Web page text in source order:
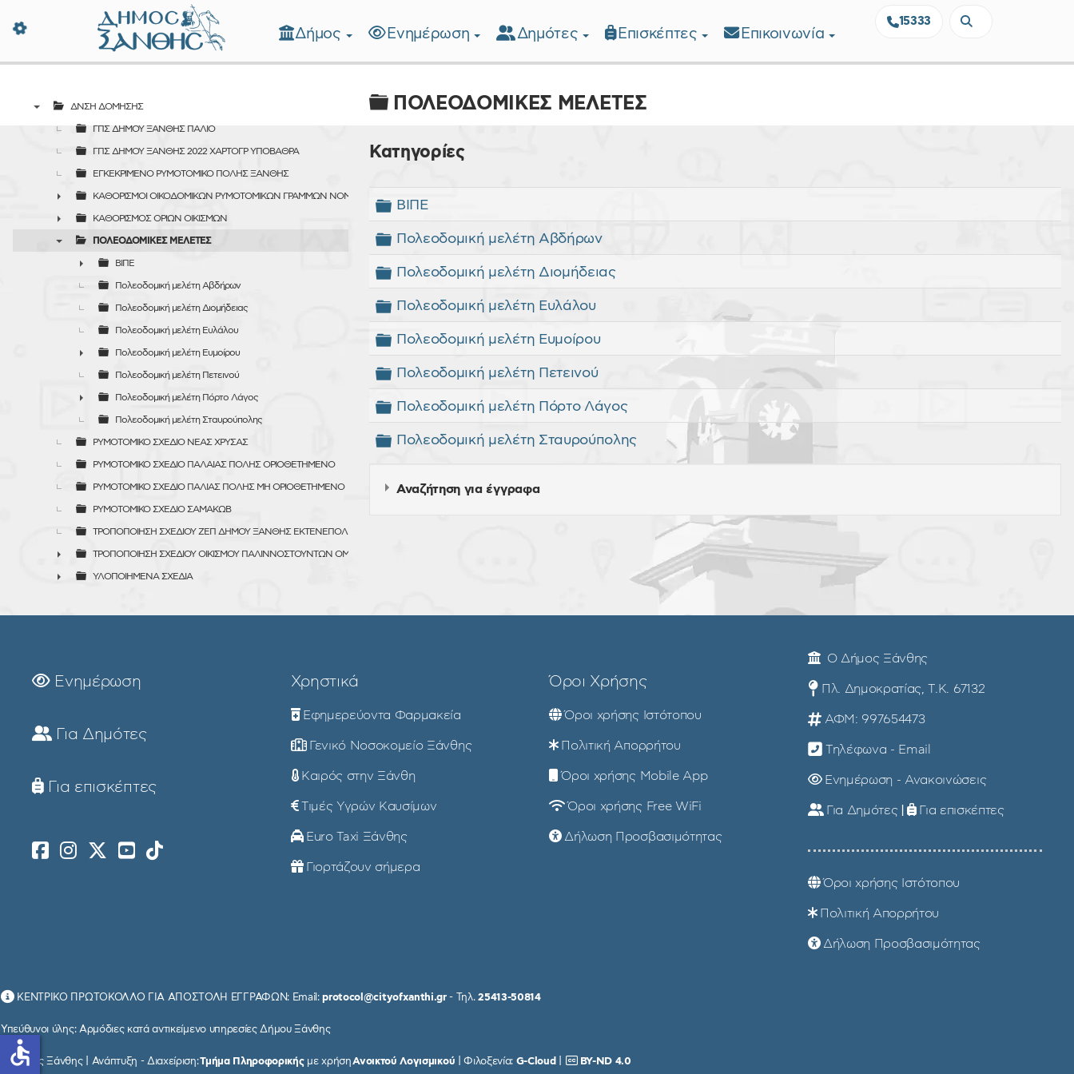
Δήμος Ξάνθης - Επίσημη Ιστοσελίδα
15333
Δήμος Ενημέρωση Δημότες Επισκέπτες Επικοινωνία
ΔΝΣΗ ΔΟΜΗΣΗΣ
ΓΠΣ ΔΗΜΟΥ ΞΑΝΘΗΣ ΠΑΛΙΟ
ΓΠΣ ΔΗΜΟΥ ΞΑΝΘΗΣ 2022 ΧΑΡΤΟΓΡ ΥΠΟΒΑΘΡΑ
ΕΓΚΕΚΡΙΜΕΝΟ ΡΥΜΟΤΟΜΙΚΟ ΠΟΛΗΣ ΞΑΝΘΗΣ
►
ΚΑΘΟΡΙΣΜΟΙ ΟΙΚΟΔΟΜΙΚΩΝ ΡΥΜΟΤΟΜΙΚΩΝ ΓΡΑΜΜΩΝ ΝΟΜΟΥ ΞΑΝΘΗΣ
►
ΚΑΘΟΡΙΣΜΟΣ ΟΡΙΩΝ ΟΙΚΙΣΜΩΝ
ΠΟΛΕΟΔΟΜΙΚΕΣ ΜΕΛΕΤΕΣ
►
ΒΙΠΕ
Πολεοδομική μελέτη Αβδήρων
Πολεοδομική μελέτη Διομήδειας
Πολεοδομική μελέτη Ευλάλου
►
Πολεοδομική μελέτη Ευμοίρου
Πολεοδομική μελέτη Πετεινού
►
Πολεοδομική μελέτη Πόρτο Λάγος
Πολεοδομική μελέτη Σταυρούπολης
ΡΥΜΟΤΟΜΙΚΟ ΣΧΕΔΙΟ ΝΕΑΣ ΧΡΥΣΑΣ
ΡΥΜΟΤΟΜΙΚΟ ΣΧΕΔΙΟ ΠΑΛΑΙΑΣ ΠΟΛΗΣ ΟΡΙΟΘΕΤΗΜΕΝΟ
ΡΥΜΟΤΟΜΙΚΟ ΣΧΕΔΙΟ ΠΑΛΙΑΣ ΠΟΛΗΣ ΜΗ ΟΡΙΟΘΕΤΗΜΕΝΟ
ΡΥΜΟΤΟΜΙΚΟ ΣΧΕΔΙΟ ΣΑΜΑΚΩΒ
ΤΡΟΠΟΠΟΙΗΣΗ ΣΧΕΔΙΟΥ ΖΕΠ ΔΗΜΟΥ ΞΑΝΘΗΣ ΕΚΤΕΝΕΠΟΛ
►
ΤΡΟΠΟΠΟΙΗΣΗ ΣΧΕΔΙΟΥ ΟΙΚΙΣΜΟΥ ΠΑΛΙΝΝΟΣΤΟΥΝΤΩΝ ΟΜΟΓΕΝΩΝ ΠΡΩΗΝ ΖΕΠ
ΥΛΟΠΟΙΗΜΕΝΑ ΣΧΕΔΙΑ
Φάκελος
ΠΟΛΕΟΔΟΜΙΚΕΣ ΜΕΛΕΤΕΣ
Κατηγορίες
Φάκελος
ΒΙΠΕ
Φάκελος
Πολεοδομική μελέτη Αβδήρων
Φάκελος
Πολεοδομική μελέτη Διομήδειας
Φάκελος
Πολεοδομική μελέτη Ευλάλου
Φάκελος
Πολεοδομική μελέτη Ευμοίρου
Φάκελος
Πολεοδομική μελέτη Πετεινού
Φάκελος
Πολεοδομική μελέτη Πόρτο Λάγος
Φάκελος
Πολεοδομική μελέτη Σταυρούπολης
Αναζήτηση για έγγραφα
×
× - - ΠΟΛΕΟΔΟΜΙΚΕΣ ΜΕΛΕΤΕΣ
Ενημέρωση
Για Δημότες
Για επισκέπτες
Χρηστικά
Εφημερεύοντα Φαρμακεία
Γενικό Νοσοκομείο Ξάνθης
Καιρός στην Ξάνθη
Τιμές Υγρών Καυσίμων
Euro Taxi Ξάνθης
Γιορτάζουν σήμερα
Όροι Χρήσης
Όροι χρήσης Ιστότοπου
Πολιτική Απορρήτου
Όροι χρήσης Mobile App
Όροι χρήσης Free WiFi
Δήλωση Προσβασιμότητας
Ο Δήμος Ξάνθης
Πλ. Δημοκρατίας, Τ.Κ. 67132
ΑΦΜ: 997654473
Τηλέφωνα - Email
Ενημέρωση - Ανακοινώσεις
Για Δημότες Για επισκέπτες
Όροι χρήσης Ιστότοπου
Πολιτική Απορρήτου
Δήλωση Προσβασιμότητας
ΚΕΝΤΡΙΚΟ ΠΡΩΤΟΚΟΛΛΟ ΓΙΑ ΑΠΟΣΤΟΛΗ ΕΓΓΡΑΦΩΝ: Email:protocol@cityofxanthi.gr- Τηλ.25413-50814
Υπεύθυνοι ύλης: Αρμόδιες κατά αντικείμενο υπηρεσίες Δήμου Ξάνθης
© Δήμος Ξάνθης | Ανάπτυξη - Διαχείριση:Τμήμα Πληροφορικήςμε χρήσηΑνοικτού Λογισμικού | Φιλοξενία: G-Cloud BY-ND 4.0
accessible